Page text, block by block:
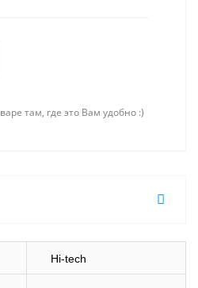
там, где это Вам удобно :)
Hi-tech